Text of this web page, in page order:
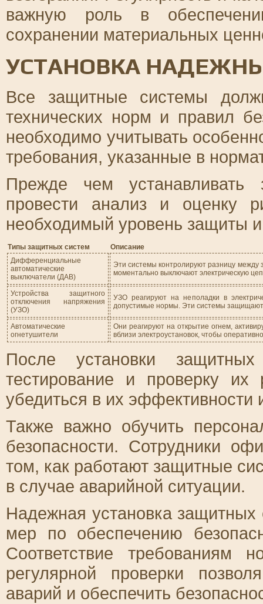
важную роль в
сохранении материальных
УСТАНОВКА
Все защитные системы
технических норм и правил
необходимо учитывать
требования, указанные в
Прежде чем устанавливать
провести анализ и оценку
необходимый уровень защиты
Типы защитных систем
Описание
Дифференциальные
автоматические
выключатели (ДАВ)
Эти системы контролируют разницу между
моментально выключают электрическую
Устройства защитного
отключения напряжения
(УЗО)
УЗО реагируют на неполадки в
допустимые нормы. Эти системы защищают
Автоматические
огнетушители
Они реагируют на открытие огнем,
вблизи электроустановок, чтобы
После установки
тестирование и проверку их
убедиться в их эффективности
Также важно обучить
безопасности. Сотрудники
том, как работают защитные
в случае аварийной ситуации.
Надежная установка защитных
мер по обеспечению
Соответствие требованиям
регулярной проверки
аварий и обеспечить